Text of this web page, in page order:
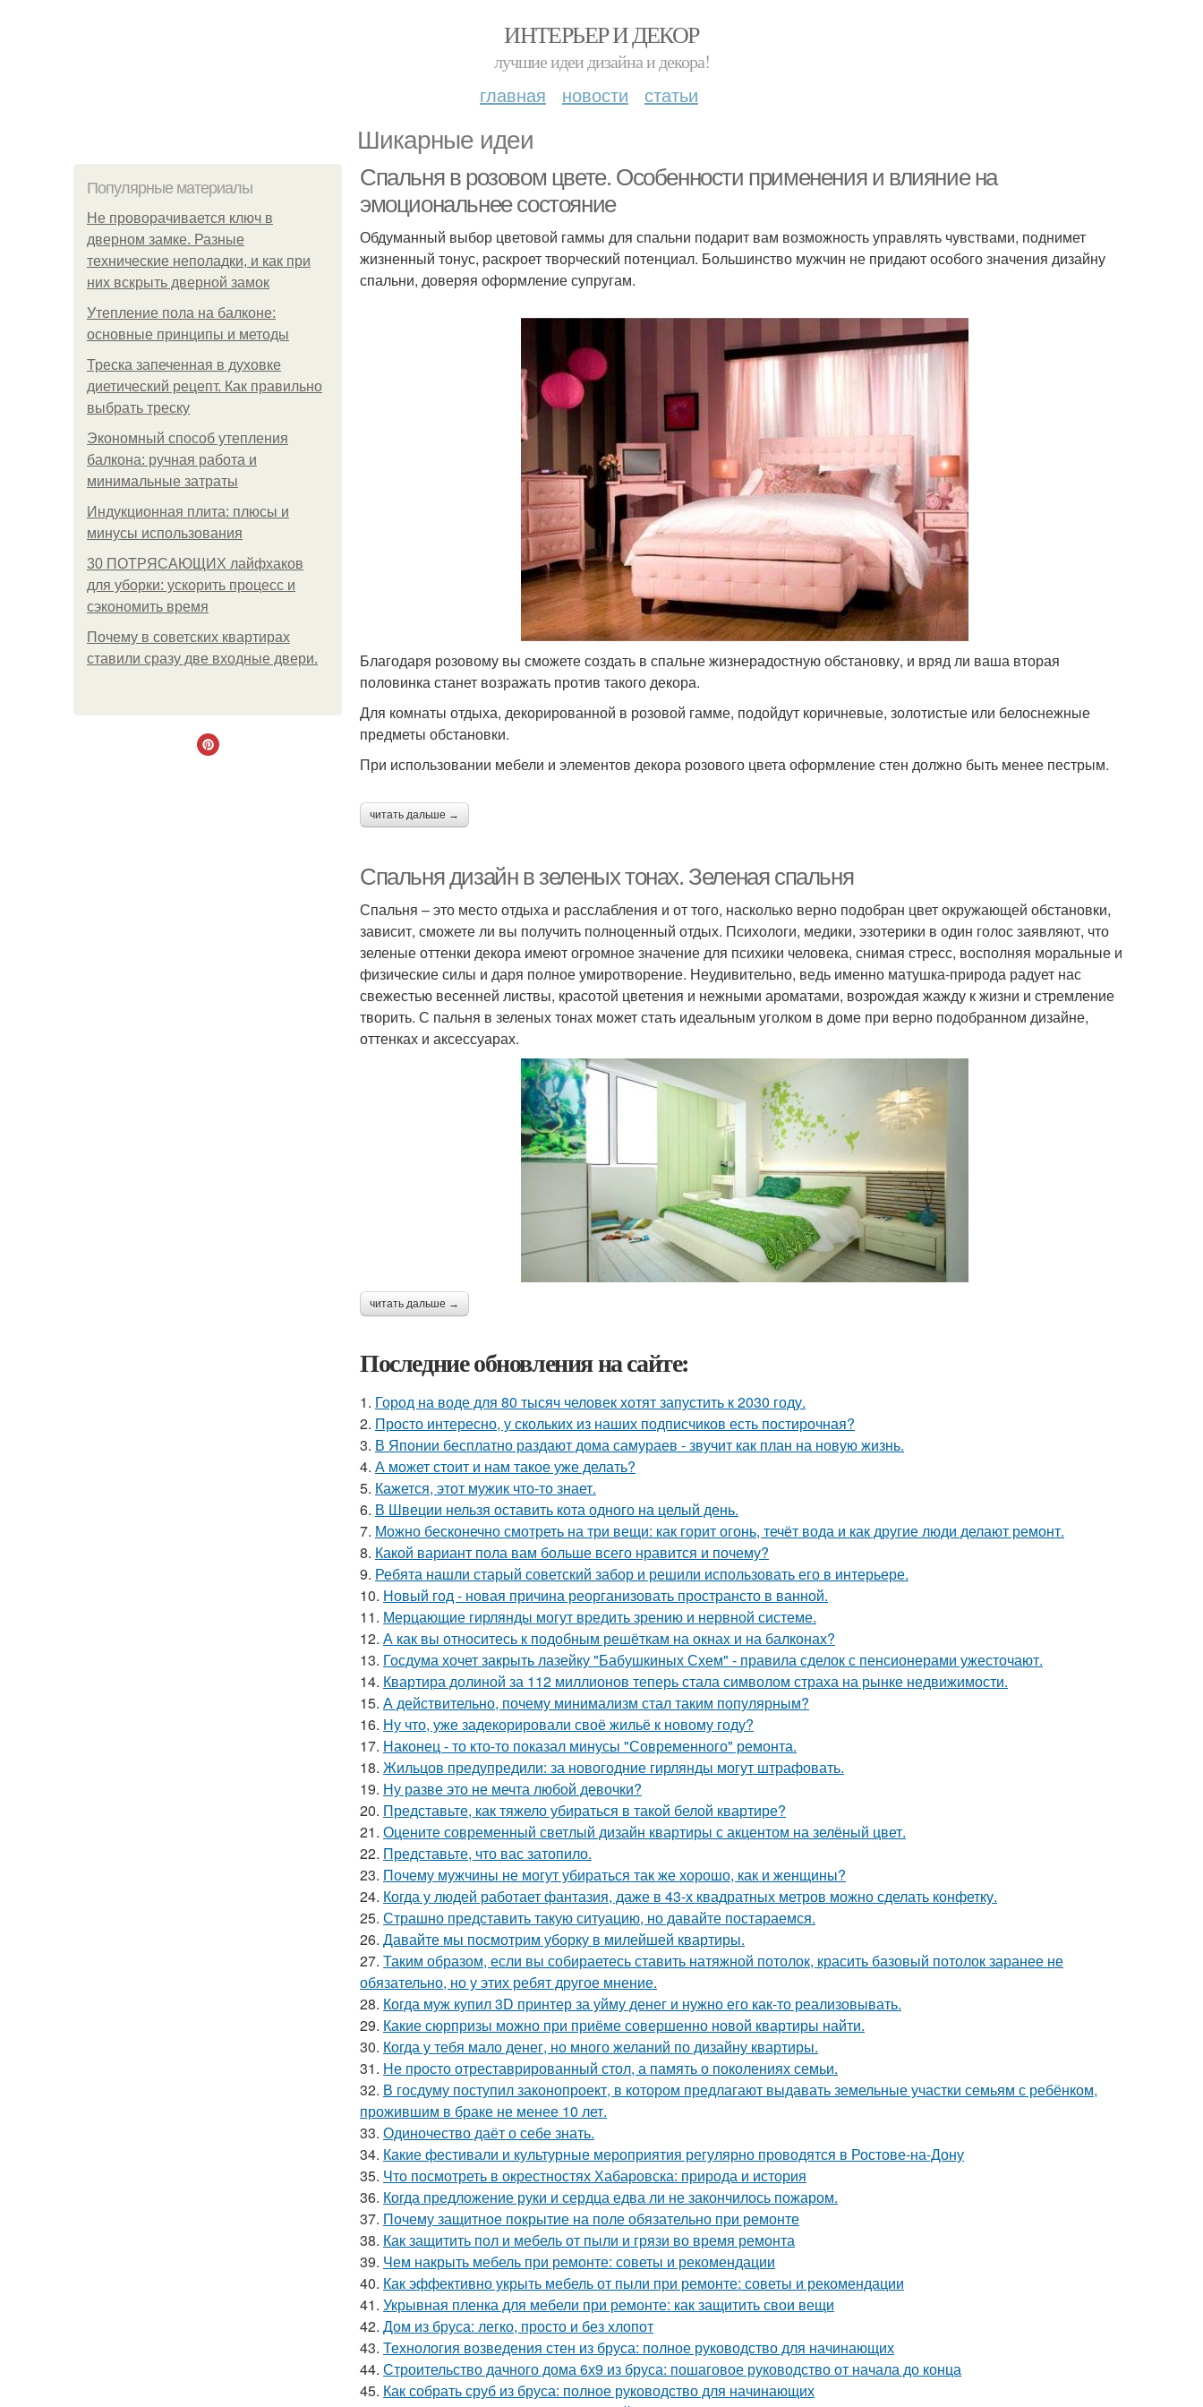
ИНТЕРЬЕР И ДЕКОР
лучшие идеи дизайна и декора!
главная новости статьи
Шикарные идеи
Популярные материалы
Не проворачивается ключ в
дверном замке. Разные
технические неполадки, и как при
них вскрыть дверной замок
Утепление пола на балконе:
основные принципы и методы
Треска запеченная в духовке
диетический рецепт. Как правильно
выбрать треску
Экономный способ утепления
балкона: ручная работа и
минимальные затраты
Индукционная плита: плюсы и
минусы использования
30 ПОТРЯСАЮЩИХ лайфхаков
для уборки: ускорить процесс и
сэкономить время
Почему в советских квартирах
ставили сразу две входные двери.
Спальня в розовом цвете. Особенности применения и влияние на
эмоциональнее состояние
Обдуманный выбор цветовой гаммы для спальни подарит вам возможность управлять чувствами, поднимет
жизненный тонус, раскроет творческий потенциал. Большинство мужчин не придают особого значения дизайну
спальни, доверяя оформление супругам.
Благодаря розовому вы сможете создать в спальне жизнерадостную обстановку, и вряд ли ваша вторая
половинка станет возражать против такого декора.
Для комнаты отдыха, декорированной в розовой гамме, подойдут коричневые, золотистые или белоснежные
предметы обстановки.
При использовании мебели и элементов декора розового цвета оформление стен должно быть менее пестрым.
читать дальше →
Спальня дизайн в зеленых тонах. Зеленая спальня
Спальня – это место отдыха и расслабления и от того, насколько верно подобран цвет окружающей обстановки,
зависит, сможете ли вы получить полноценный отдых. Психологи, медики, эзотерики в один голос заявляют, что
зеленые оттенки декора имеют огромное значение для психики человека, снимая стресс, восполняя моральные и
физические силы и даря полное умиротворение. Неудивительно, ведь именно матушка-природа радует нас
свежестью весенней листвы, красотой цветения и нежными ароматами, возрождая жажду к жизни и стремление
творить. С пальня в зеленых тонах может стать идеальным уголком в доме при верно подобранном дизайне,
оттенках и аксессуарах.
читать дальше →
Последние обновления на сайте:
1. Город на воде для 80 тысяч человек хотят запустить к 2030 году.
2. Просто интересно, у скольких из наших подписчиков есть постирочная?
3. В Японии бесплатно раздают дома самураев - звучит как план на новую жизнь.
4. А может стоит и нам такое уже делать?
5. Кажется, этот мужик что-то знает.
6. В Швеции нельзя оставить кота одного на целый день.
7. Можно бесконечно смотреть на три вещи: как горит огонь, течёт вода и как другие люди делают ремонт.
8. Какой вариант пола вам больше всего нравится и почему?
9. Ребята нашли старый советский забор и решили использовать его в интерьере.
10. Новый год - новая причина реорганизовать пространсто в ванной.
11. Мерцающие гирлянды могут вредить зрению и нервной системе.
12. А как вы относитесь к подобным решёткам на окнах и на балконах?
13. Госдума хочет закрыть лазейку "Бабушкиных Схем" - правила сделок с пенсионерами ужесточают.
14. Квартира долиной за 112 миллионов теперь стала символом страха на рынке недвижимости.
15. А действительно, почему минимализм стал таким популярным?
16. Ну что, уже задекорировали своё жильё к новому году?
17. Наконец - то кто-то показал минусы "Современного" ремонта.
18. Жильцов предупредили: за новогодние гирлянды могут штрафовать.
19. Ну разве это не мечта любой девочки?
20. Представьте, как тяжело убираться в такой белой квартире?
21. Оцените современный светлый дизайн квартиры с акцентом на зелёный цвет.
22. Представьте, что вас затопило.
23. Почему мужчины не могут убираться так же хорошо, как и женщины?
24. Когда у людей работает фантазия, даже в 43-х квадратных метров можно сделать конфетку.
25. Страшно представить такую ситуацию, но давайте постараемся.
26. Давайте мы посмотрим уборку в милейшей квартиры.
27. Таким образом, если вы собираетесь ставить натяжной потолок, красить базовый потолок заранее не
обязательно, но у этих ребят другое мнение.
28. Когда муж купил 3D принтер за уйму денег и нужно его как-то реализовывать.
29. Какие сюрпризы можно при приёме совершенно новой квартиры найти.
30. Когда у тебя мало денег, но много желаний по дизайну квартиры.
31. Не просто отреставрированный стол, а память о поколениях семьи.
32. В госдуму поступил законопроект, в котором предлагают выдавать земельные участки семьям с ребёнком,
прожившим в браке не менее 10 лет.
33. Одиночество даёт о себе знать.
34. Какие фестивали и культурные мероприятия регулярно проводятся в Ростове-на-Дону
35. Что посмотреть в окрестностях Хабаровска: природа и история
36. Когда предложение руки и сердца едва ли не закончилось пожаром.
37. Почему защитное покрытие на поле обязательно при ремонте
38. Как защитить пол и мебель от пыли и грязи во время ремонта
39. Чем накрыть мебель при ремонте: советы и рекомендации
40. Как эффективно укрыть мебель от пыли при ремонте: советы и рекомендации
41. Укрывная пленка для мебели при ремонте: как защитить свои вещи
42. Дом из бруса: легко, просто и без хлопот
43. Технология возведения стен из бруса: полное руководство для начинающих
44. Строительство дачного дома 6х9 из бруса: пошаговое руководство от начала до конца
45. Как собрать сруб из бруса: полное руководство для начинающих